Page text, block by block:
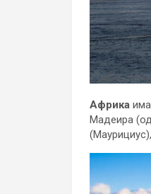
Африка
Мадеира